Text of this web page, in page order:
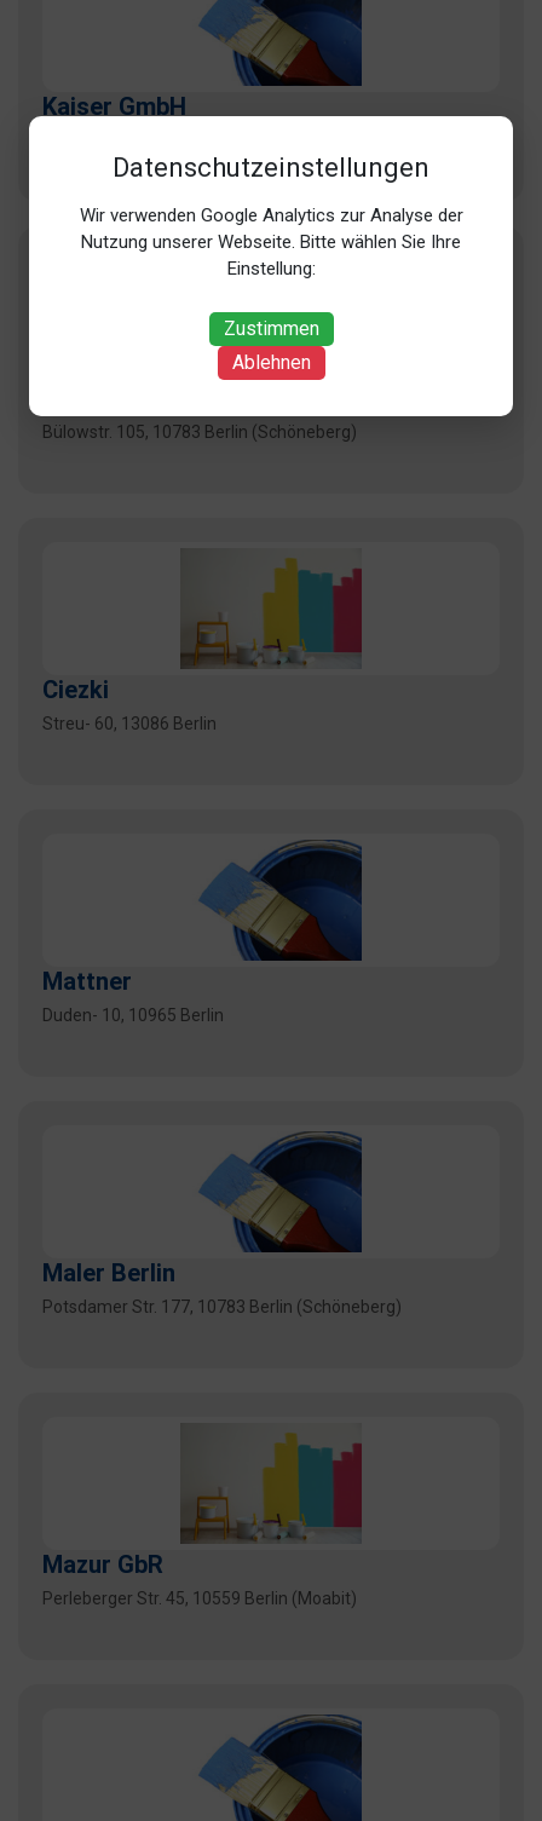
Datenschutzeinstellungen
Wir verwenden Google Analytics zur Analyse der
Nutzung unserer Webseite. Bitte wählen Sie Ihre
Einstellung:
Zustimmen
Ablehnen
Kaiser GmbH
Bülowstr. 105, 10783 Berlin (Schöneberg)
Ciezki
Streu- 60, 13086 Berlin
Mattner
Duden- 10, 10965 Berlin
Maler Berlin
Potsdamer Str. 177, 10783 Berlin (Schöneberg)
Mazur GbR
Perleberger Str. 45, 10559 Berlin (Moabit)